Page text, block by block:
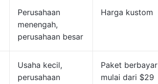
Perusahaan
menengah,
perusahaan besar
Harga kustom
Usaha kecil,
perusahaan
Paket berbayar
mulai dari $29